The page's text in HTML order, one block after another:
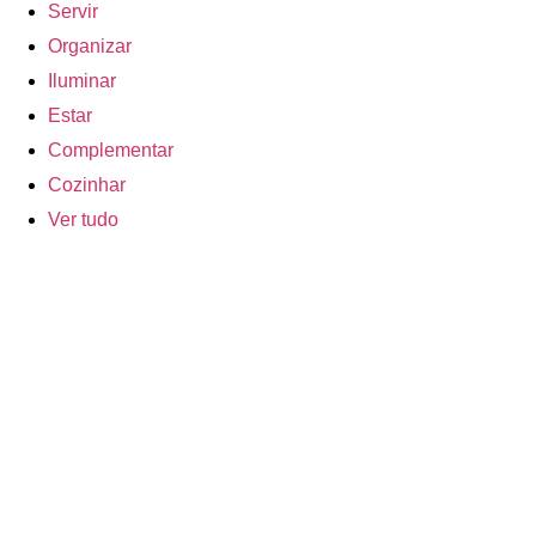
Servir
Organizar
Iluminar
Estar
Complementar
Cozinhar
Ver tudo